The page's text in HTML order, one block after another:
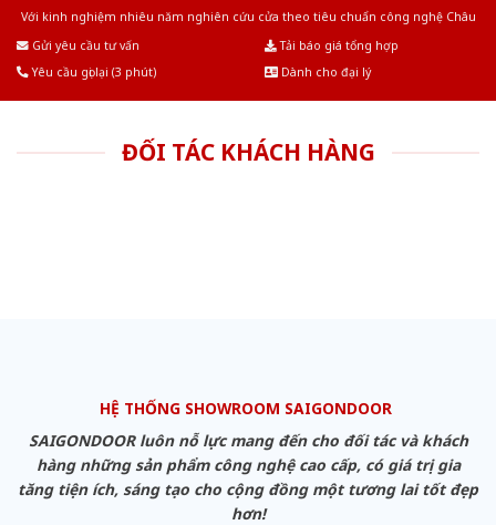
Với kinh nghiệm nhiêu năm nghiên cứu cửa theo tiêu chuẩn công nghệ Châu
Gửi yêu cầu tư vấn
Tải báo giá tổng hợp
Yêu cầu gọi lại (3 phút)
Dành cho đại lý
ĐỐI TÁC KHÁCH HÀNG
HỆ THỐNG SHOWROOM SAIGONDOOR
SAIGONDOOR luôn nỗ lực mang đến cho đối tác và khách
hàng những sản phẩm công nghệ cao cấp, có giá trị gia
tăng tiện ích, sáng tạo cho cộng đồng một tương lai tốt đẹp
hơn!